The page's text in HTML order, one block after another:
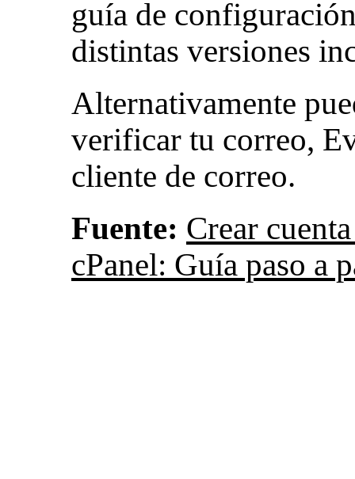
guía de
distintas versiones
Alternativamente
verificar tu correo,
cliente de correo.
Fuente: Crear
cPanel: Guía paso a